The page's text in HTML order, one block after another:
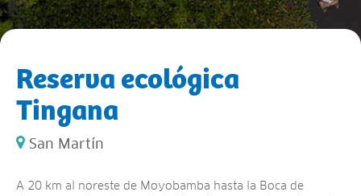
Reserva ecológica
Tingana
San Martín
A 20 km al noreste de Moyobamba hasta la Boca de